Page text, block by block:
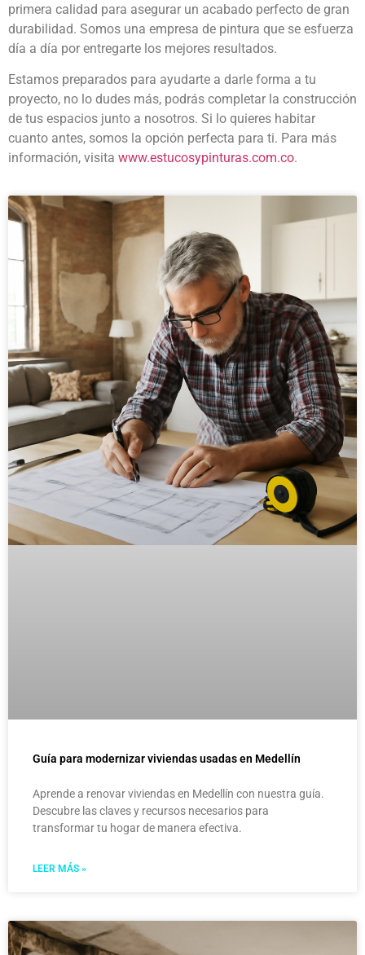
primera calidad para asegurar un acabado perfecto de gran
durabilidad. Somos una empresa de pintura que se esfuerza
día a día por entregarte los mejores resultados.
Estamos preparados para ayudarte a darle forma a tu
proyecto, no lo dudes más, podrás completar la construcción
de tus espacios junto a nosotros. Si lo quieres habitar
cuanto antes, somos la opción perfecta para ti. Para más
información, visita www.estucosypinturas.com.co.
Guía para modernizar viviendas usadas en Medellín
Aprende a renovar viviendas en Medellín con nuestra guía.
Descubre las claves y recursos necesarios para
transformar tu hogar de manera efectiva.
LEER MÁS »